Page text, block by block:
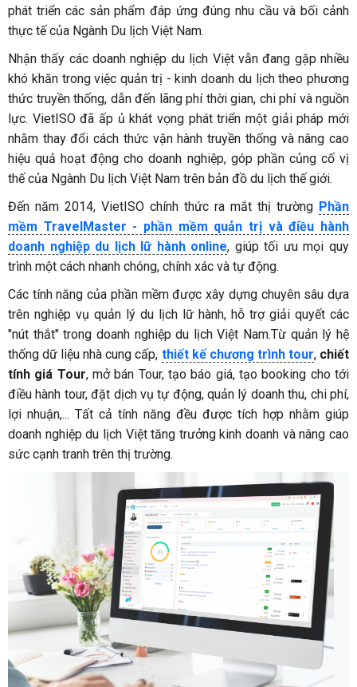
phát triển các sản phẩm đáp ứng đúng nhu cầu và bối cảnh
thực tế của Ngành Du lịch Việt Nam.
Nhận thấy các doanh nghiệp du lịch Việt vẫn đang gặp nhiều
khó khăn trong việc quản trị - kinh doanh du lịch theo phương
thức truyền thống, dẫn đến lãng phí thời gian, chi phí và nguồn
lực. VietISO đã ấp ủ khát vọng phát triển một giải pháp mới
nhằm thay đổi cách thức vận hành truyền thống và nâng cao
hiệu quả hoạt động cho doanh nghiệp, góp phần củng cố vị
thế của Ngành Du lịch Việt Nam trên bản đồ du lịch thế giới.
Đến năm 2014, VietISO chính thức ra mắt thị trường Phần
mềm TravelMaster - phần mềm quản trị và điều hành
doanh nghiệp du lịch lữ hành online, giúp tối ưu mọi quy
trình một cách nhanh chóng, chính xác và tự động.
Các tính năng của phần mềm được xây dựng chuyên sâu dựa
trên nghiệp vụ quản lý du lịch lữ hành, hỗ trợ giải quyết các
"nút thắt" trong doanh nghiệp du lịch Việt Nam.Từ quản lý hệ
thống dữ liệu nhà cung cấp, thiết kế chương trình tour, chiết
tính giá Tour, mở bán Tour, tạo báo giá, tạo booking cho tới
điều hành tour, đặt dịch vụ tự động, quản lý doanh thu, chi phí,
lợi nhuận,... Tất cả tính năng đều được tích hợp nhằm giúp
doanh nghiệp du lịch Việt tăng trưởng kinh doanh và nâng cao
sức cạnh tranh trên thị trường.